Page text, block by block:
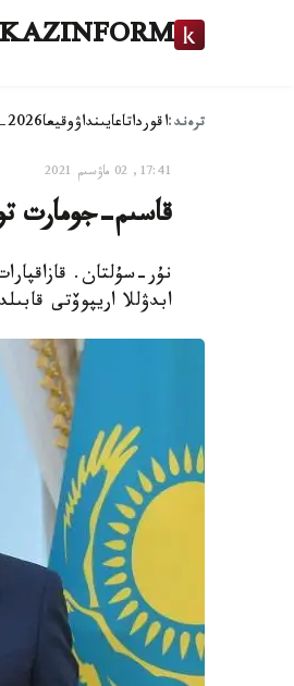
KAZINFORM
ترەند:اقورداتاعايىنداۋوقيعا2026-سايلاۋ
17:41, 02 ماۋسىم 2021
قاسىم-جومارت
نۇر-سۇلتان.
ابدۋللا اريپوۆتى